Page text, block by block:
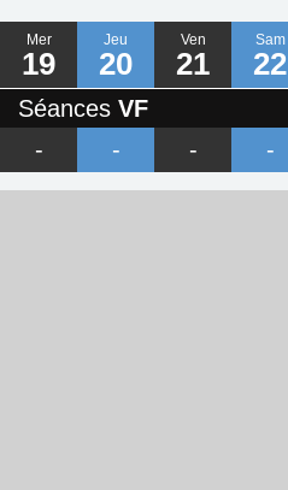
Mer
19
Jeu
20
Ven
21
Sam
22
Séances VF
-
- - -